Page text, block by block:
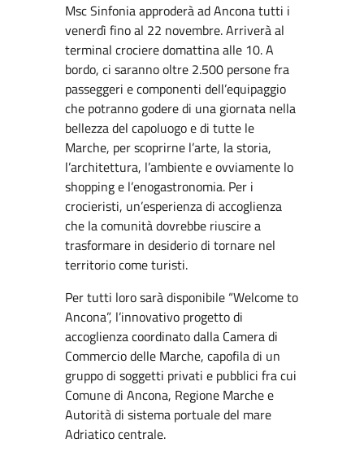
Msc Sinfonia approderà ad Ancona tutti i
venerdì fino al 22 novembre. Arriverà al
terminal crociere domattina alle 10. A
bordo, ci saranno oltre 2.500 persone fra
passeggeri e componenti dell’equipaggio
che potranno godere di una giornata nella
bellezza del capoluogo e di tutte le
Marche, per scoprirne l’arte, la storia,
l’architettura, l’ambiente e ovviamente lo
shopping e l’enogastronomia. Per i
crocieristi, un’esperienza di accoglienza
che la comunità dovrebbe riuscire a
trasformare in desiderio di tornare nel
territorio come turisti.
Per tutti loro sarà disponibile “Welcome to
Ancona”, l’innovativo progetto di
accoglienza coordinato dalla Camera di
Commercio delle Marche, capofila di un
gruppo di soggetti privati e pubblici fra cui
Comune di Ancona, Regione Marche e
Autorità di sistema portuale del mare
Adriatico centrale.